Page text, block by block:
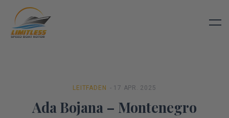
LEITFADEN - 17 APR. 2025
Ada Bojana – Montenegro